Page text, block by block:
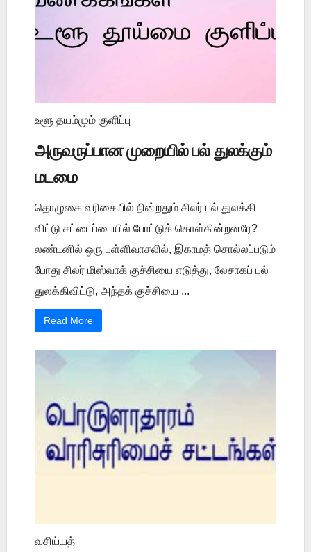
உளூ தயம்மும் குளிப்பு
அருவருப்பான முறையில் பல் துலக்கும்
மடமை
தொழுகை வரிசையில் நின்றதும் சிலர் பல் துலக்கி
விட்டு சட்டைப்பையில் போட்டுக் கொள்கின்றனரே?
லண்டனில் ஒரு பள்ளிவாசலில், இகாமத் சொல்லப்படும்
போது சிலர் மிஸ்வாக் குச்சியை எடுத்து, லேசாகப் பல்
துலக்கிவிட்டு, அந்தக் குச்சியை ...
Read More
வசிய்யத்